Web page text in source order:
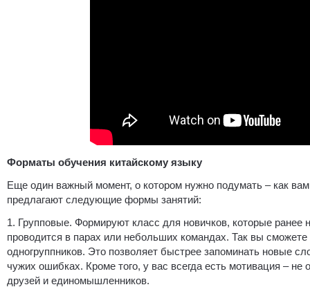
Форматы обучения китайскому языку
Еще один важный момент, о котором нужно подумать – как
предлагают следующие формы занятий:
1. Групповые. Формируют класс для новичков, которые ранее
проводится в парах или небольших командах. Так вы
одногруппников. Это позволяет быстрее запоминать новые
чужих ошибках. Кроме того, у вас всегда есть мотивация –
друзей и единомышленников.